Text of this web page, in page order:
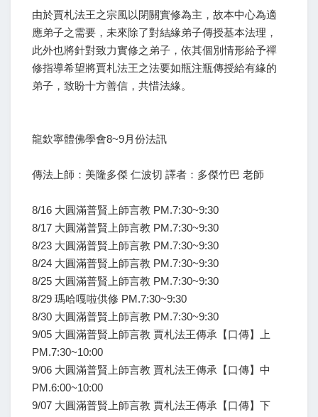
由於賈札法王之宗風以閉關實修為主，故本中心為適
應弟子之需要，未來除了對結緣弟子傳授基本法理，
此外也將針對致力實修之弟子，依其個別情形給予禪
修指導希望將賈札法王之法要如瓶注瓶傳授給有緣的
弟子，致盼十方善信，共惜法緣。
龍欽寧體佛學會8~9月份法訊
傳法上師：美隆多傑 仁波切 譯者：多傑竹巴 老師
8/16 大圓滿普賢上師言教 PM.7:30~9:30
8/17 大圓滿普賢上師言教 PM.7:30~9:30
8/23 大圓滿普賢上師言教 PM.7:30~9:30
8/24 大圓滿普賢上師言教 PM.7:30~9:30
8/25 大圓滿普賢上師言教 PM.7:30~9:30
8/29 瑪哈嘎啦供修 PM.7:30~9:30
8/30 大圓滿普賢上師言教 PM.7:30~9:30
9/05 大圓滿普賢上師言教 賈札法王傳承【口傳】上
PM.7:30~10:00
9/06 大圓滿普賢上師言教 賈札法王傳承【口傳】中
PM.6:00~10:00
9/07 大圓滿普賢上師言教 賈札法王傳承【口傳】下